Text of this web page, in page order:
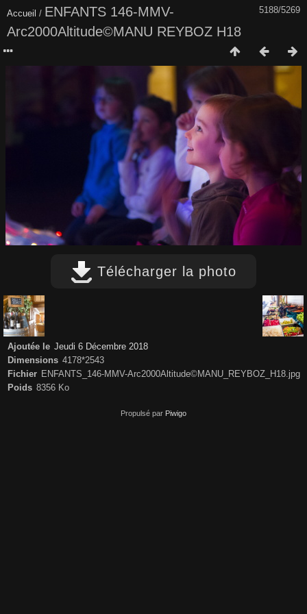
5188/5269
Accueil / ENFANTS 146-MMV-
Arc2000Altitude©MANU REYBOZ H18
Télécharger la photo
Ajoutée le Jeudi 6 Décembre 2018
Dimensions 4178*2543
Fichier ENFANTS_146-MMV-Arc2000Altitude©MANU_REYBOZ_H18.jpg
Poids 8356 Ko
Propulsé par Piwigo